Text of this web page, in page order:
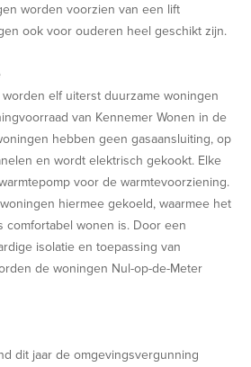
worden voorzien van een lift
ook voor ouderen heel geschikt zijn.
elf uiterst duurzame woningen
van Kennemer Wonen in de
hebben geen gasaansluiting, op
en wordt elektrisch gekookt. Elke
voor de warmtevoorziening.
hiermee gekoeld, waarmee het
comfortabel wonen is. Door een
isolatie en toepassing van
de woningen Nul-op-de-Meter
dit jaar de omgevingsvergunning